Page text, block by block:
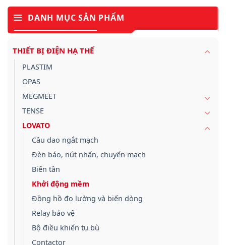
DANH MỤC SẢN PHẨM
THIẾT BỊ ĐIỆN HẠ THẾ
PLASTIM
OPAS
MEGMEET
TENSE
LOVATO
Cầu dao ngắt mạch
Đèn báo, nút nhấn, chuyển mạch
Biến tần
Khởi động mềm
Đồng hồ đo lường và biến dòng
Relay bảo vệ
Bộ điều khiển tụ bù
Contactor